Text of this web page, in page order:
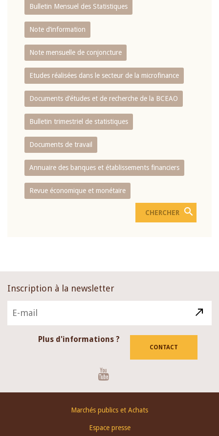
Bulletin Mensuel des Statistiques
Note d’information
Note mensuelle de conjoncture
Etudes réalisées dans le secteur de la microfinance
Documents d’études et de recherche de la BCEAO
Bulletin trimestriel de statistiques
Documents de travail
Annuaire des banques et établissements financiers
Revue économique et monétaire
Inscription à la newsletter
Plus d'informations ?
CONTACT
Marchés publics et Achats
Espace presse